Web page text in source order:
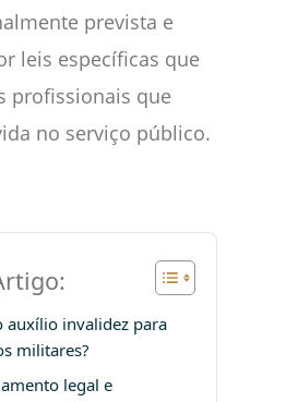
prevista e
leis específicas que
profissionais que
no serviço público.
auxílio invalidez para
militares?
legal e